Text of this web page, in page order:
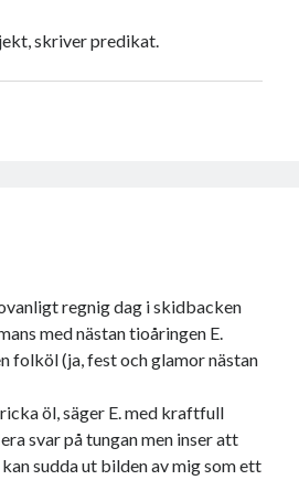
skriver predikat.
regnig dag i skidbacken
med nästan tioåringen E.
folköl (ja, fest och glamor nästan
öl, säger E. med kraftfull
svar på tungan men inser att
sudda ut bilden av mig som ett